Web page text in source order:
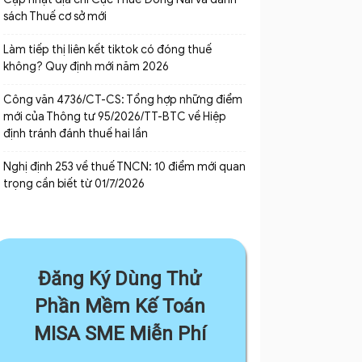
sách Thuế cơ sở mới
Làm tiếp thị liên kết tiktok có đóng thuế
không? Quy định mới năm 2026
Công văn 4736/CT-CS: Tổng hợp những điểm
mới của Thông tư 95/2026/TT-BTC về Hiệp
định tránh đánh thuế hai lần
Nghị định 253 về thuế TNCN: 10 điểm mới quan
trọng cần biết từ 01/7/2026
Đăng Ký Dùng Thử
Phần Mềm Kế Toán
MISA SME Miễn Phí